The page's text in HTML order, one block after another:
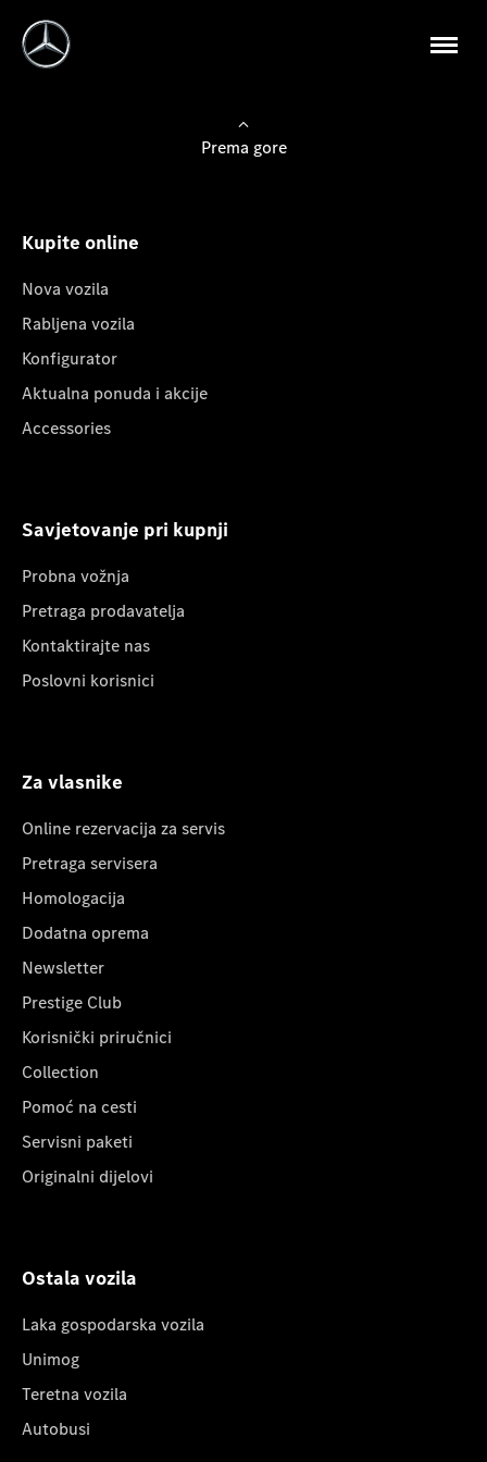
Prema gore
Kupite online
Nova vozila
Rabljena vozila
Konfigurator
Aktualna ponuda i akcije
Accessories
Savjetovanje pri kupnji
Probna vožnja
Pretraga prodavatelja
Kontaktirajte nas
Poslovni korisnici
Za vlasnike
Online rezervacija za servis
Pretraga servisera
Homologacija
Dodatna oprema
Newsletter
Prestige Club
Korisnički priručnici
Collection
Pomoć na cesti
Servisni paketi
Originalni dijelovi
Ostala vozila
Laka gospodarska vozila
Unimog
Teretna vozila
Autobusi